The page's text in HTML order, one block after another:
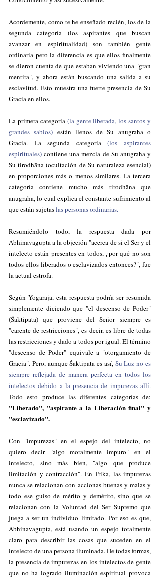
Acordemente, como te he enseñado recién, los de la
segunda categoría (los aspirantes que buscan
avanzar en espiritualidad) son también gente
ordinaria pero la diferencia es que ellos finalmente
se dieron cuenta de que estaban viviendo una "gran
mentira", y ahora están buscando una salida a su
esclavitud. Esto muestra una fuerte presencia de Su
Gracia en ellos.
La primera categoría (la gente liberada, los santos y
grandes sabios) están llenos de Su anugraha o
Gracia. La segunda categoría (los aspirantes
espirituales) contiene una mezcla de Su anugraha y
Su tirodhāna (ocultación de Su naturaleza esencial)
en proporciones más o menos similares. La tercera
categoría contiene mucho más tirodhāna que
anugraha, lo cual explica el constante sufrimiento al
que están sujetas las personas ordinarias.
Resumiéndolo todo, la respuesta dada por
Abhinavagupta a la objeción "acerca de si el Ser y el
intelecto están presentes en todos, ¿por qué no son
todos ellos liberados o esclavizados entonces?", fue
la actual estrofa.
Según Yogarāja, esta respuesta podría ser resumida
simplemente diciendo que "el descenso de Poder"
(Śaktipāta) que proviene del Señor siempre es
"carente de restricciones", es decir, es libre de todas
las restricciones y dado a todos por igual. El término
"descenso de Poder" equivale a "otorgamiento de
Gracia". Pero, aunque Śaktipāta es así, Su Luz no es
siempre reflejada de manera perfecta en todos los
"Liberado", "aspirante a la Liberación final" y
"esclavizado".
Con "impurezas" en el espejo del intelecto, no
quiero decir "algo moralmente impuro" en el
intelecto, sino más bien, "algo que produce
limitación y contracción". En Trika, las impurezas
nunca se relacionan con accionas buenas y malas y
todo ese guiso de mérito y demérito, sino que se
relacionan con la Voluntad del Ser Supremo que
juega a ser un individuo limitado. Por eso es que,
Abhinavagupta, está usando un espejo totalmente
claro para describir las cosas que suceden en el
intelecto de una persona iluminada. De todas formas,
la presencia de impurezas en los intelectos de gente
que no ha logrado iluminación espiritual provoca